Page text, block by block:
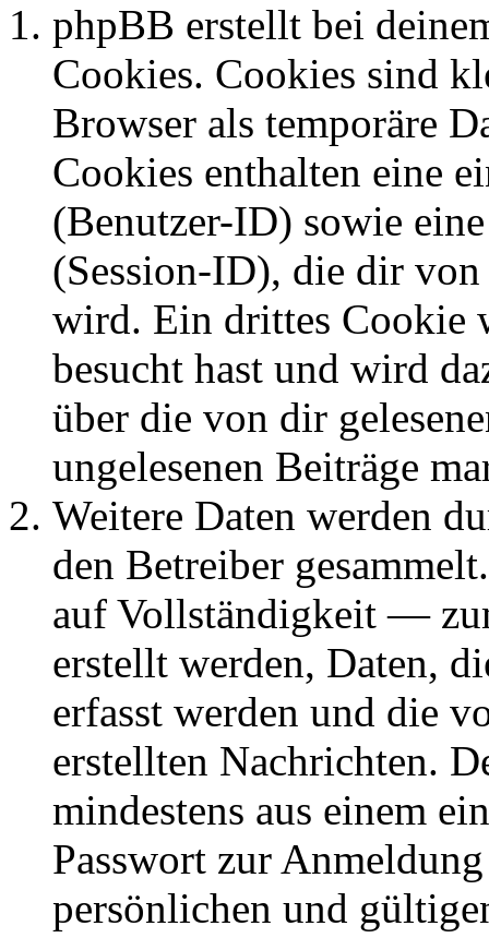
phpBB erstellt bei
Cookies. Cookies sind
Browser als temporäre
Cookies enthalten eine
(Benutzer-ID) sowie
(Session-ID), die dir
wird. Ein drittes Cookie
besucht hast und wird
über die von dir
ungelesenen Beiträge
Weitere Daten werden
den Betreiber
auf Vollständigkeit —
erstellt werden, Daten,
erfasst werden und die
erstellten Nachrichten.
mindestens aus einem
Passwort zur
persönlichen und